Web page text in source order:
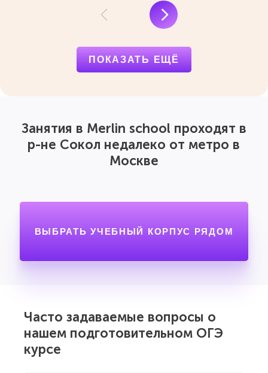
ПОКАЗАТЬ ЕЩЁ
Занятия в Merlin school проходят в
р-не Сокол недалеко от метро в
Москве
ВЫБРАТЬ УЧЕБНЫЙ КОРПУС РЯДОМ
Часто задаваемые вопросы о
нашем подготовительном ОГЭ
курсе